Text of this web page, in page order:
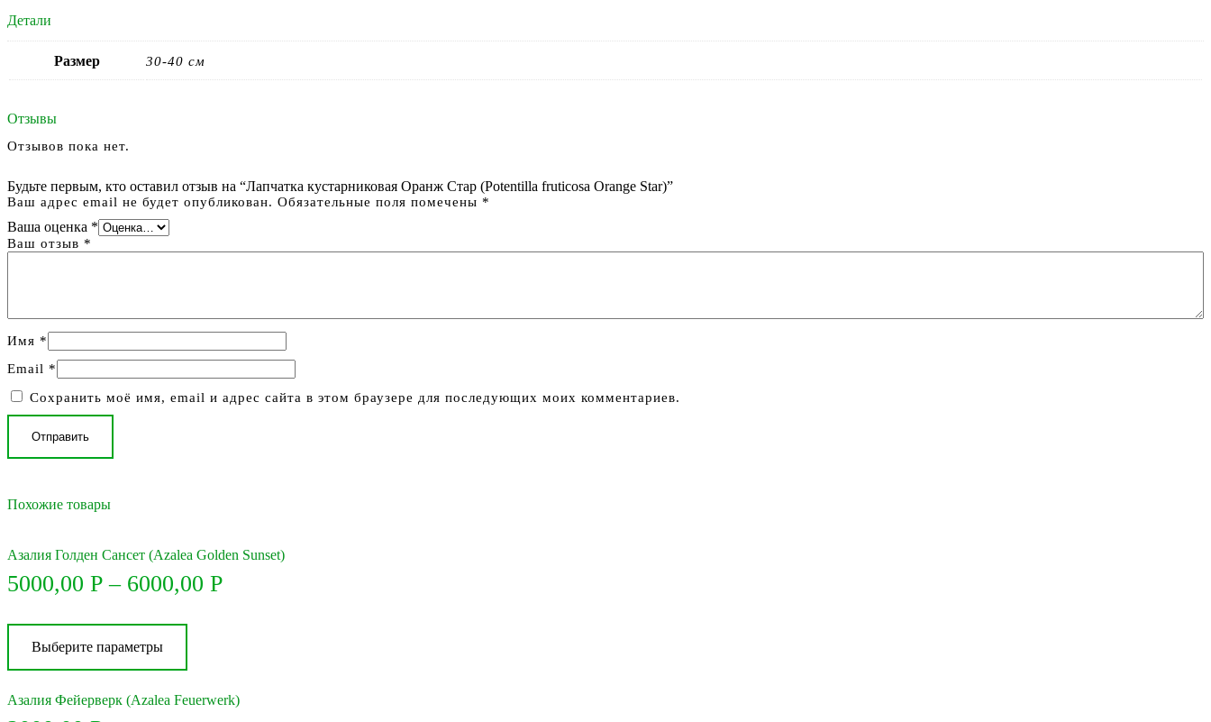
Детали
Размер 30-40 см
Отзывы
Отзывов пока нет.
Будьте первым, кто оставил отзыв на “Лапчатка кустарниковая Оранж Стар (Potentilla fruticosa Orange Star)”
Ваш адрес email не будет опубликован. Обязательные поля помечены *
Ваша оценка *
Ваш отзыв *
Имя *
Email *
Сохранить моё имя, email и адрес сайта в этом браузере для последующих моих комментариев.
Похожие товары
Азалия Голден Сансет (Azalea Golden Sunset)
5000,00 Р – 6000,00 Р
Выберите параметры
Опции
Азалия Фейерверк (Azalea Feuerwerk)